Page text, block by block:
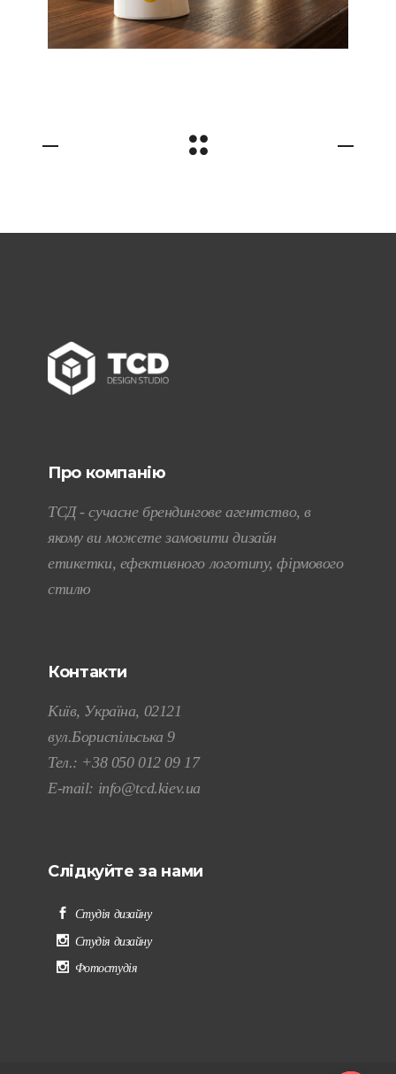
Про компанію
ТСД - сучасне брендингове агентство, в
якому ви можете замовити дизайн
етикетки, ефективного логотипу, фірмового
стилю
Контакти
Київ, Україна, 02121
вул.Бориспільська 9
Тел.: +38 050 012 09 17
E-mail: info@tcd.kiev.ua
Слідкуйте за нами
Студія дизайну
Студія дизайну
Фотостудія